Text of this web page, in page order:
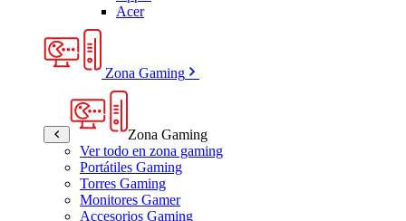
Acer
Zona Gaming
Zona Gaming
Ver todo en zona gaming
Portátiles Gaming
Torres Gaming
Monitores Gamer
Accesorios Gaming